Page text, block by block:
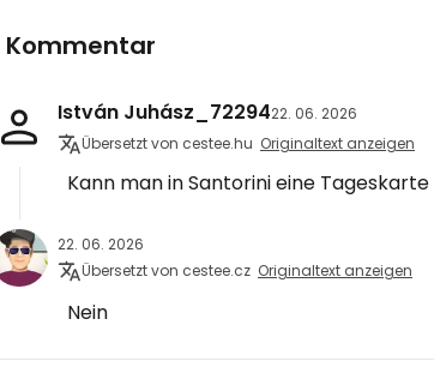
Kommentar
István Juhász_7229422. 06. 2026
Übersetzt von cestee.hu Originaltext anzeigen
Kann man in Santorini eine
22. 06. 2026
Übersetzt von cestee.cz Originaltext anzeigen
Nein